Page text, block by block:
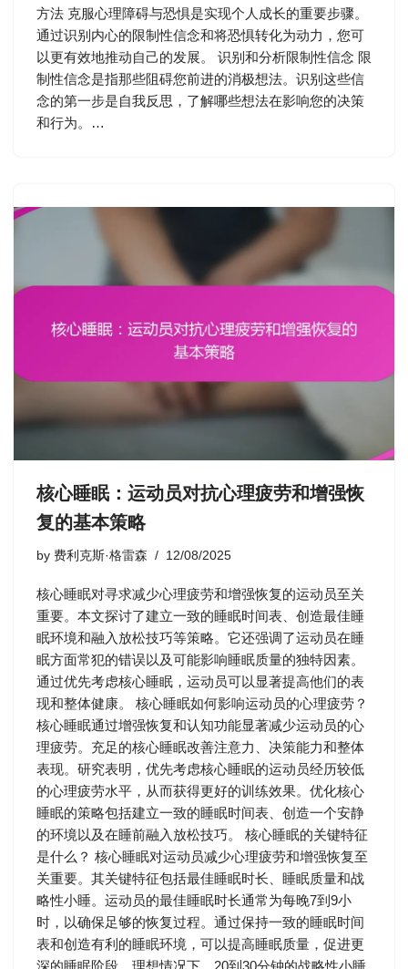
方法 克服心理障碍与恐惧是实现个人成长的重要步骤。
通过识别内心的限制性信念和将恐惧转化为动力，您可
以更有效地推动自己的发展。 识别和分析限制性信念 限
制性信念是指那些阻碍您前进的消极想法。识别这些信
念的第一步是自我反思，了解哪些想法在影响您的决策
和行为。…
核心睡眠：运动员对抗心理疲劳和增强恢
复的基本策略
by 费利克斯·格雷森 12/08/2025
核心睡眠对寻求减少心理疲劳和增强恢复的运动员至关
重要。本文探讨了建立一致的睡眠时间表、创造最佳睡
眠环境和融入放松技巧等策略。它还强调了运动员在睡
眠方面常犯的错误以及可能影响睡眠质量的独特因素。
通过优先考虑核心睡眠，运动员可以显著提高他们的表
现和整体健康。 核心睡眠如何影响运动员的心理疲劳？
核心睡眠通过增强恢复和认知功能显著减少运动员的心
理疲劳。充足的核心睡眠改善注意力、决策能力和整体
表现。研究表明，优先考虑核心睡眠的运动员经历较低
的心理疲劳水平，从而获得更好的训练效果。优化核心
睡眠的策略包括建立一致的睡眠时间表、创造一个安静
的环境以及在睡前融入放松技巧。 核心睡眠的关键特征
是什么？ 核心睡眠对运动员减少心理疲劳和增强恢复至
关重要。其关键特征包括最佳睡眠时长、睡眠质量和战
略性小睡。运动员的最佳睡眠时长通常为每晚7到9小
时，以确保足够的恢复过程。通过保持一致的睡眠时间
表和创造有利的睡眠环境，可以提高睡眠质量，促进更